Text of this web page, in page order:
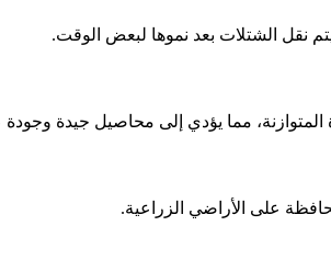
نقل الشتلات بعد نموها لبعض الوقت.
مما يؤدي إلى محاصيل جيدة وجودة
على الأراضي الزراعية.